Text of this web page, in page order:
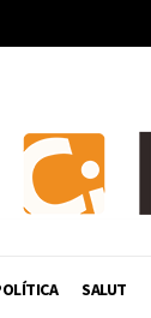
SALUT